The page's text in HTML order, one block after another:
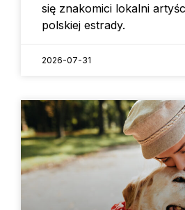
się znakomici lokalni
polskiej estrady.
2026-07-31